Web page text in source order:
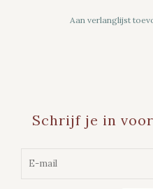
Aan verlanglijst
Schrijf je in